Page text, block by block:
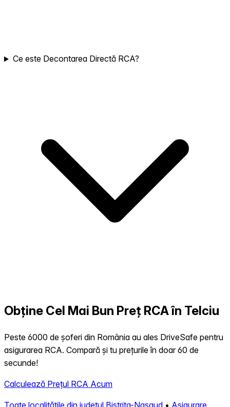
Ce este Decontarea Directă RCA?
Obține Cel Mai Bun Preț RCA în Telciu
Peste 6000 de șoferi din România au ales DriveSafe pentru
asigurarea RCA. Compară și tu prețurile în doar 60 de
secunde!
Calculează Prețul RCA Acum